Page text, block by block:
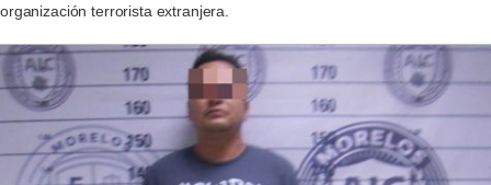
organización terrorista extranjera.